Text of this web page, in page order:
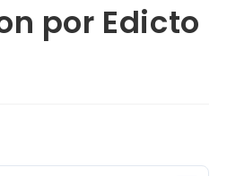
por Edicto